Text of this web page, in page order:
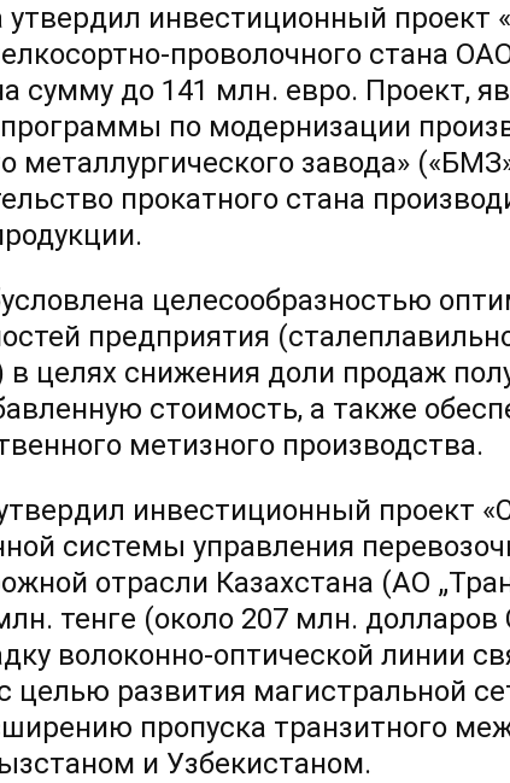
утвердил инвестиционный проект
проволочного стана
сумму до 141 млн. евро. Проект,
по модернизации
металлургического завода»
прокатного стана
целесообразностью
предприятия
в целях снижения доли продаж
стоимость, а также
метизного производства.
инвестиционный проект
системы управления
отрасли Казахстана (АО
тенге (около 207 млн.
волоконно-оптической линии
целью развития магистральной
пропуска транзитного
и Узбекистаном.